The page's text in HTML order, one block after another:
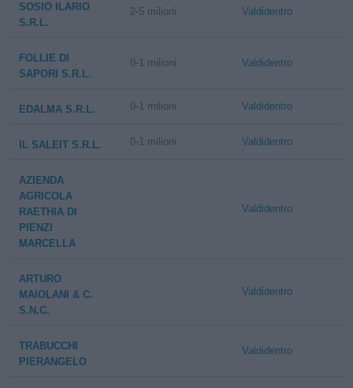
SOSIO ILARIO
S.R.L.
2-5 milioni Valdidentro
FOLLIE DI
SAPORI S.R.L.
0-1 milioni Valdidentro
EDALMA S.R.L. 0-1 milioni Valdidentro
IL SALEIT S.R.L. 0-1 milioni Valdidentro
AZIENDA
AGRICOLA
RAETHIA DI
PIENZI
MARCELLA
Valdidentro
ARTURO
MAIOLANI & C.
S.N.C.
Valdidentro
TRABUCCHI
PIERANGELO
Valdidentro